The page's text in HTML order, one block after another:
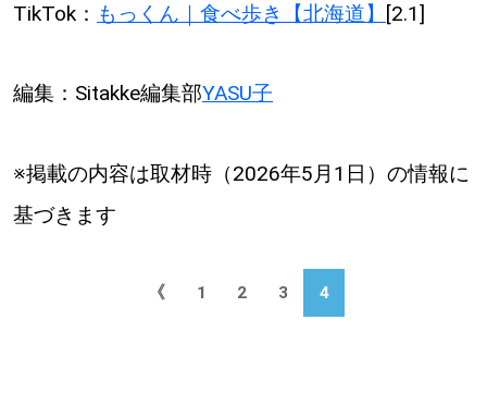
TikTok： もっくん｜食べ歩き【北海道】 [2.1]
編集：Sitakke編集部YASU子
※掲載の内容は取材時（2026年5月1日）の情報に
基づきます
《 1 2 3 4